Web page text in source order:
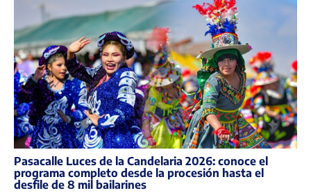
Pasacalle Luces de la Candelaria 2026: conoce el
programa completo desde la procesión hasta el
desfile de 8 mil bailarines